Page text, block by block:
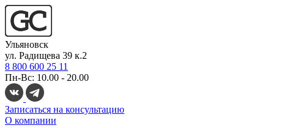
Ульяновск
ул. Радищева 39 к.2
8 800 600 25 11
Пн-Вс: 10.00 - 20.00
Записаться на консультацию
О компании